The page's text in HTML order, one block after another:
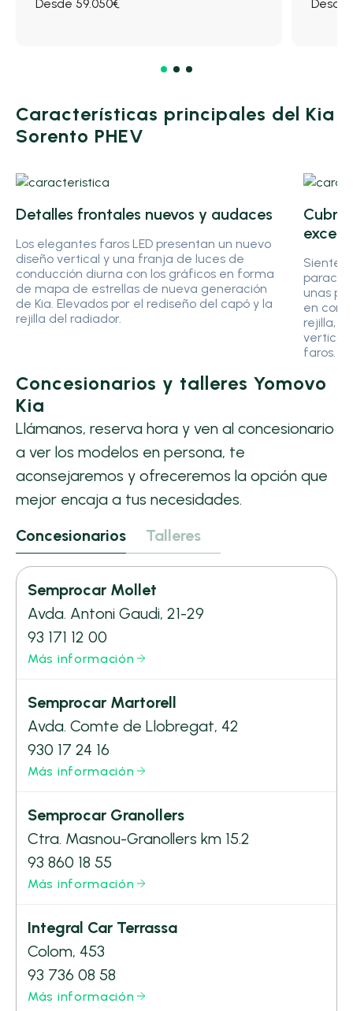
Desde 59.050€
Desde
Características principales del Kia
Sorento PHEV
Detalles frontales nuevos y audaces
Los elegantes faros LED presentan un nuevo
diseño vertical y una franja de luces de
conducción diurna con los gráficos en forma
de mapa de estrellas de nueva generación
de Kia. Elevados por el rediseño del capó y la
rejilla del radiador.
Siente
unas
en
rejilla,
faros.
Concesionarios y talleres Yomovo
Kia
Llámanos, reserva hora y ven al concesionario
a ver los modelos en persona, te
aconsejaremos y ofreceremos la opción que
mejor encaja a tus necesidades.
Concesionarios
Talleres
Semprocar Mollet
Avda. Antoni Gaudi, 21-29
93 171 12 00
Más información
Semprocar Martorell
Avda. Comte de Llobregat, 42
930 17 24 16
Más información
Semprocar Granollers
Ctra. Masnou-Granollers km 15.2
93 860 18 55
Más información
Integral Car Terrassa
Colom, 453
93 736 08 58
Más información